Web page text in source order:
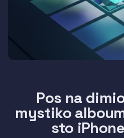
Pos na
mystiko
sto